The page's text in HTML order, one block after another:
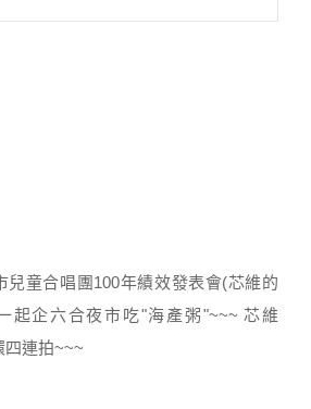
兒童合唱團100年績效發表會(芯維的
起企六合夜市吃"海產粥"~~~ 芯維
四連拍~~~